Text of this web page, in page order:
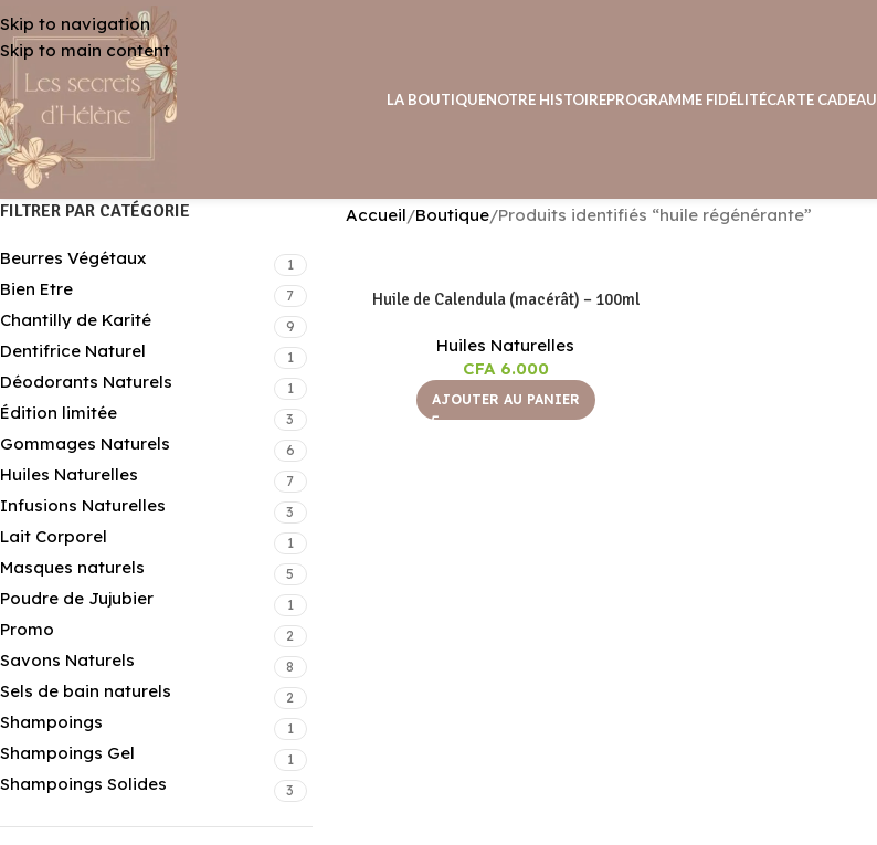
Skip to navigation
Skip to main content
LA BOUTIQUENOTRE HISTOIREPROGRAMME FIDÉLITÉCARTE CADEAU
FILTRER PAR CATÉGORIE
Beurres Végétaux 1
Bien Etre 7
Chantilly de Karité 9
Dentifrice Naturel 1
Déodorants Naturels 1
Édition limitée 3
Gommages Naturels 6
Huiles Naturelles 7
Infusions Naturelles 3
Lait Corporel 1
Masques naturels 5
Poudre de Jujubier 1
Promo 2
Savons Naturels 8
Sels de bain naturels 2
Shampoings 1
Shampoings Gel 1
Shampoings Solides 3
Accueil Boutique Produits identifiés “huile régénérante”
Huile de Calendula (macérât) – 100ml
Huiles Naturelles
CFA6.000
AJOUTER AU PANIER